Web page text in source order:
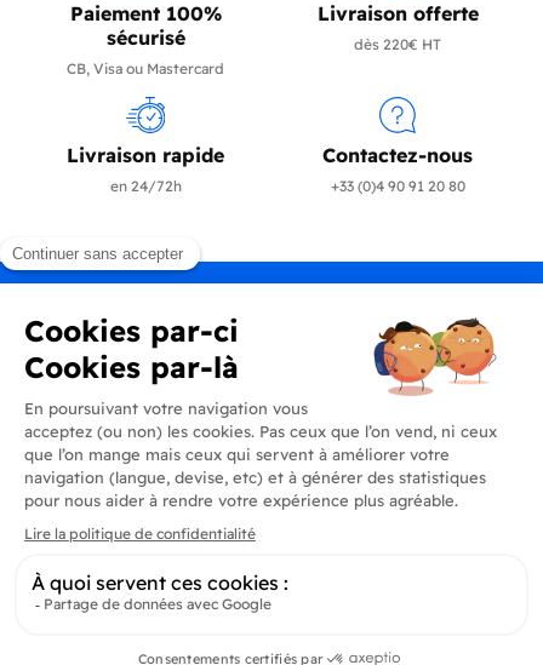
Paiement 100%
sécurisé
CB, Visa ou Mastercard
Livraison offerte
dès 220€ HT
Livraison rapide
en 24/72h
Contactez-nous
+33 (0)4 90 91 20 80
Produits